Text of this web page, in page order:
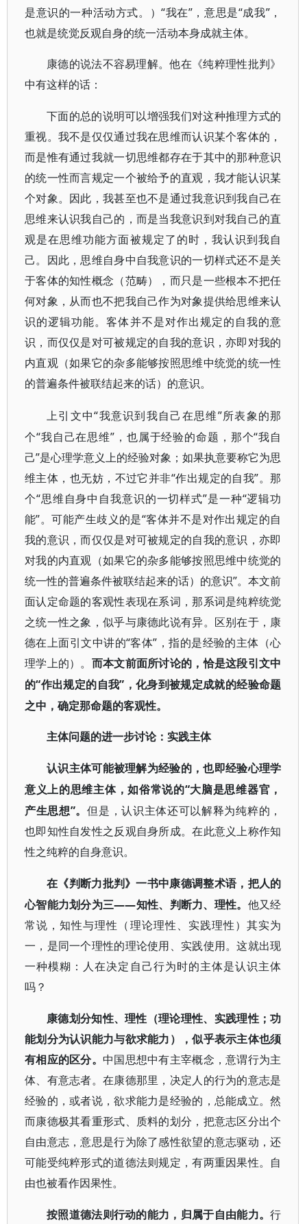
是意识的一种活动方式。）“我在”，意思是“成我”，
也就是统觉反观自身的统一活动本身成就主体。
康德的说法不容易理解。他在《纯粹理性批判》
中有这样的话：
下面的总的说明可以增强我们对这种推理方式的
重视。我不是仅仅通过我在思维而认识某个客体的，
而是惟有通过我就一切思维都存在于其中的那种意识
的统一性而言规定一个被给予的直观，我才能认识某
个对象。因此，我甚至也不是通过我意识到我自己在
思维来认识我自己的，而是当我意识到对我自己的直
观是在思维功能方面被规定了的时，我认识到我自
己。因此，思维自身中自我意识的一切样式还不是关
于客体的知性概念（范畴），而只是一些根本不把任
何对象，从而也不把我自己作为对象提供给思维来认
识的逻辑功能。客体并不是对作出规定的自我的意
识，而仅仅是对可被规定的自我的意识，亦即对我的
内直观（如果它的杂多能够按照思维中统觉的统一性
的普遍条件被联结起来的话）的意识。
上引文中“我意识到我自己在思维”所表象的那
个“我自己在思维”，也属于经验的命题，那个“我自
己”是心理学意义上的经验对象；如果执意要称它为思
维主体，也无妨，不过它并非“作出规定的自我”。那
个“思维自身中自我意识的一切样式”是一种“逻辑功
能”。可能产生歧义的是“客体并不是对作出规定的自
我的意识，而仅仅是对可被规定的自我的意识，亦即
对我的内直观（如果它的杂多能够按照思维中统觉的
统一性的普遍条件被联结起来的话）的意识”。本文前
面认定命题的客观性表现在系词，那系词是纯粹统觉
之统一性之象，似乎与康德此说有异。区别在于，康
德在上面引文中讲的“客体”，指的是经验的主体（心
理学上的）。
而本文前面所讨论的，恰是这段引文中
的“作出规定的自我”，化身到被规定成就的经验命题
之中，确定那命题的客观性。
主体问题的进一步讨论：实践主体
认识主体可能被理解为经验的，也即经验心理学
意义上的思维主体，如俗常说的“大脑是思维器官，
产生思想”。但是，认识主体还可以解释为纯粹的，
也即知性自发性之反观自身所成。在此意义上称作知
性之纯粹的自身意识。
在《判断力批判》一书中康德调整术语，把人的
心智能力划分为三——知性、判断力、理性。
他又经
常说，知性与理性（理论理性、实践理性）其实为
一，是同一个理性的理论使用、实践使用。这就出现
一种模糊：人在决定自己行为时的主体是认识主体
吗？
康德划分知性、理性（理论理性、实践理性；功
能划分为认识能力与欲求能力），似乎表示主体也须
有相应的区分。 中国思想中有主宰概念，意谓行为主
体、有意志者。在康德那里，决定人的行为的意志是
经验的，或者说，欲求能力是经验的，总能成立。然
而康德极其看重形式、质料的划分，把意志区分出个
自由意志，意思是行为除了感性欲望的意志驱动，还
可能受纯粹形式的道德法则规定，有两重因果性。自
由也被看作因果性。
按照道德法则行动的能力，归属于自由能力。行